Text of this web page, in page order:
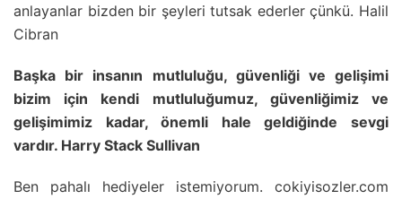
anlayanlar bizden bir şeyleri tutsak ederler çünkü. Halil
Cibran
Başka bir insanın mutluluğu, güvenliği ve gelişimi
bizim için kendi mutluluğumuz, güvenliğimiz ve
gelişimimiz kadar, önemli hale geldiğinde sevgi
vardır. Harry Stack Sullivan
Ben pahalı hediyeler istemiyorum. cokiyisozler.com